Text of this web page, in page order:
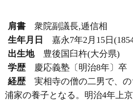
肩書
衆院副議長,逓信相
生年月日
嘉永7年2月15日
出生地
豊後国臼杵(大分県)
学歴
慶応義塾〔明治8年〕卒
経歴
実相寺の僧の二男で、
浦家の養子となる。明治4年上